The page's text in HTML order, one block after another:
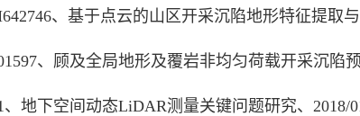
、基于点云的山区开采沉陷地形特征提取与
、顾及全局地形及覆岩非均匀荷载开采沉陷预
、地下空间动态LiDAR测量关键问题研究、 2018/